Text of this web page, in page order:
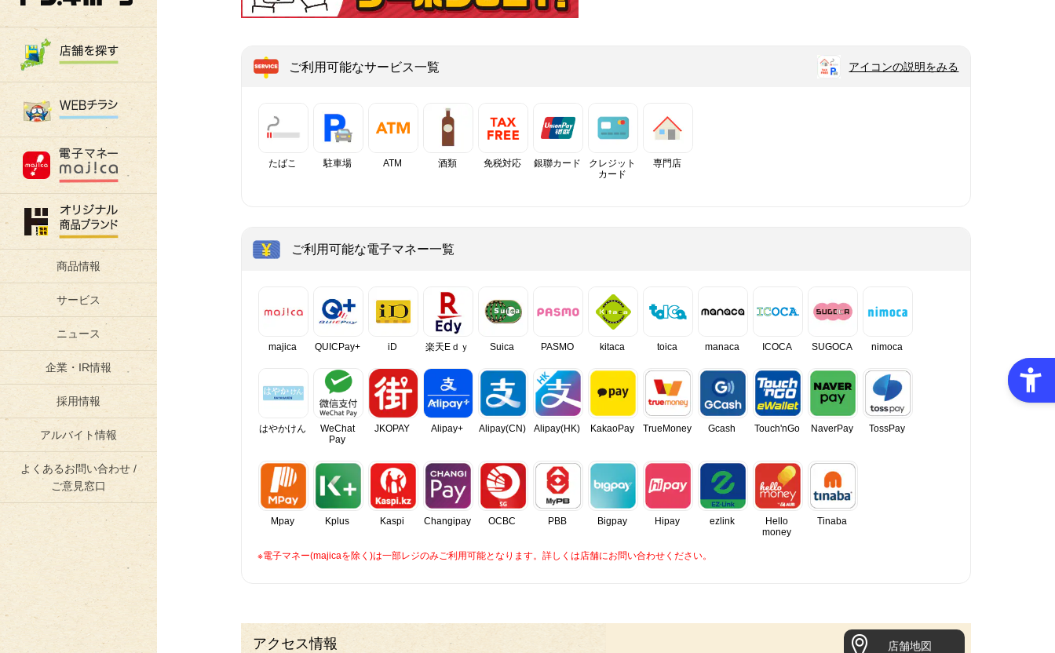
商品情報
サービス
ニュース
企業・IR情報
採用情報
アルバイト情報
よくあるお問い合わせ /
ご意見窓口
ご利用可能なサービス一覧 アイコンの説明をみる
たばこ 駐車場 ATM 酒類 免税対応 銀聯カード
クレジット
カード
専門店
ご利用可能な電子マネー一覧
majica QUICPay+ iD 楽天Eｄｙ Suica PASMO kitaca toica manaca ICOCA SUGOCA nimoca
はやかけん
WeChat
Pay
JKOPAY Alipay+ Alipay(CN) Alipay(HK) KakaoPay TrueMoney Gcash Touch'nGo NaverPay TossPay
Mpay Kplus Kaspi Changipay OCBC PBB Bigpay Hipay ezlink
Hello
money
Tinaba
※電子マネー(majicaを除く)は一部レジのみご利用可能となります。詳しくは店舗にお問い合わせください。
アクセス情報 店舗地図